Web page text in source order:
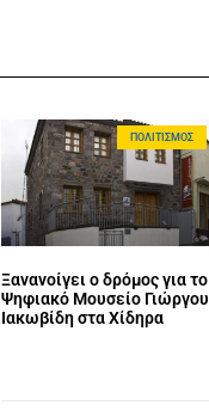
ΠΟΛΙΤΙΣΜΌΣ
Ξανανοίγει ο δρόμος για το
Ψηφιακό Μουσείο Γιώργου
Ιακωβίδη στα Χίδηρα